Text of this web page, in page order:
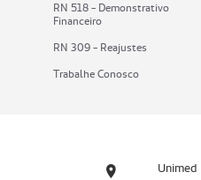
RN 518 - Demonstrativo
Financeiro
RN 309 - Reajustes
Trabalhe Conosco
Unimed